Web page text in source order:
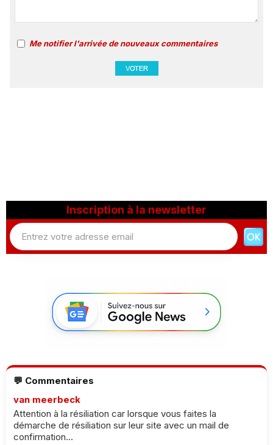
Me notifier l'arrivée de nouveaux commentaires
Inscription à la newsletter
💬 Commentaires
van meerbeck
Attention à la résiliation car lorsque vous faites la
démarche de résiliation sur leur site avec un mail de
confirmation...